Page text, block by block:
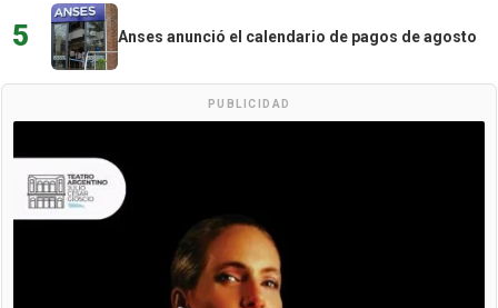
5 Anses anunció el calendario de pagos de agosto
PUBLICIDAD